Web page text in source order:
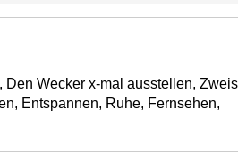
Wecker x-mal ausstellen,
Entspannen, Ruhe, Fernsehen,